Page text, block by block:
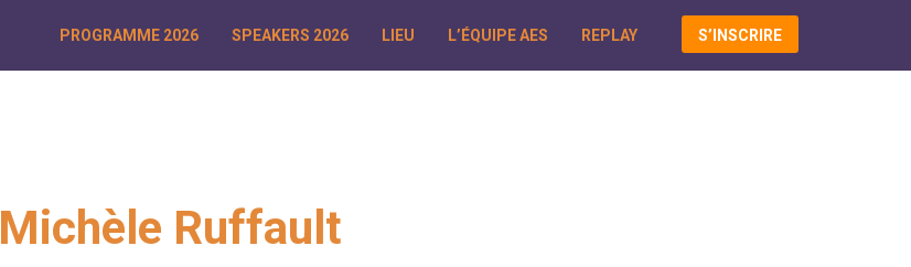
PROGRAMME 2026 SPEAKERS 2026 LIEU L’ÉQUIPE AES REPLAY S’INSCRIRE
Michèle Ruffault